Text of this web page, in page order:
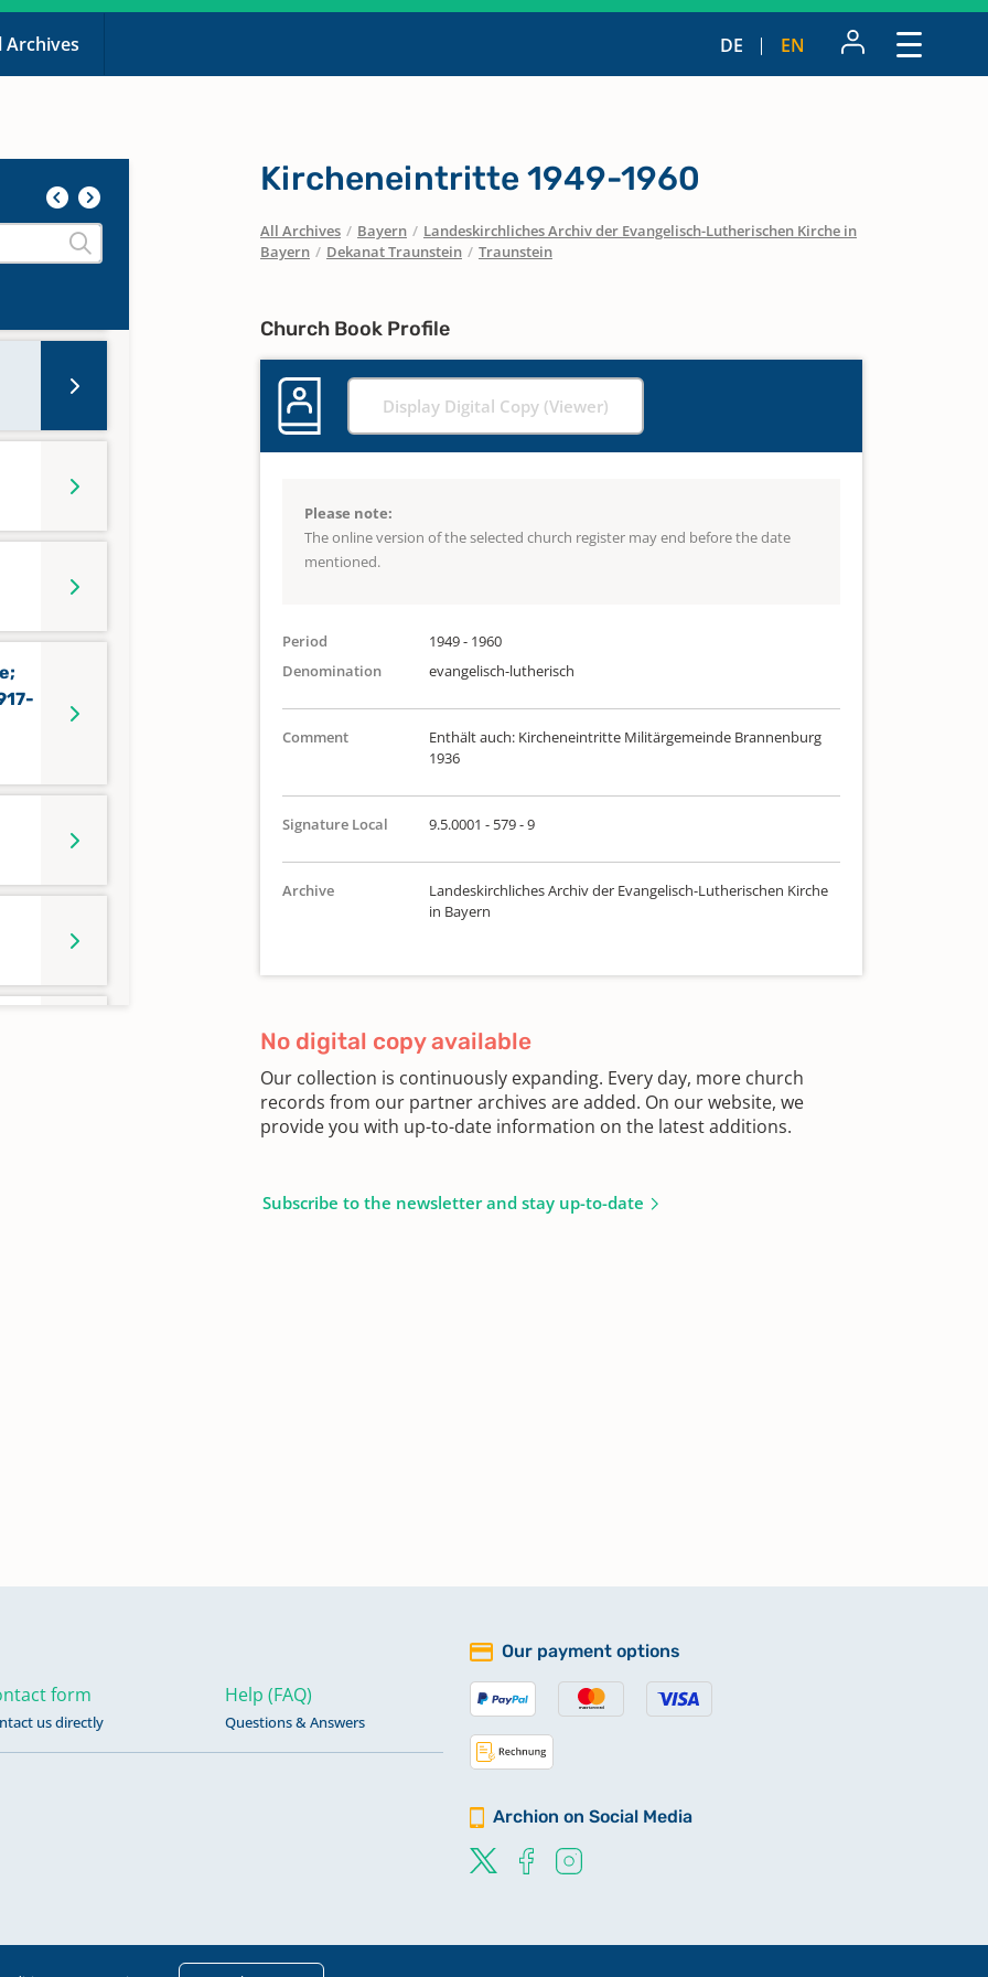
Archives DE EN
Kircheneintritte 1949-1960
All Archives / Bayern / Landeskirchliches Archiv der Evangelisch-Lutherischen Kirche in
Bayern / Dekanat Traunstein / Traunstein
Church Book Profile
Display Digital Copy (Viewer)
Please note:
The online version of the selected church register may end before the date
mentioned.
Period
1949 - 1960
Denomination
evangelisch-lutherisch
Comment
Enthält auch: Kircheneintritte Militärgemeinde Brannenburg
1936
Signature Local 9.5.0001 - 579 - 9
Archive
Landeskirchliches Archiv der Evangelisch-Lutherischen Kirche
in Bayern
No digital copy available
Our collection is continuously expanding. Every day, more church
records from our partner archives are added. On our website, we
provide you with up-to-date information on the latest additions.
Subscribe to the newsletter and stay up-to-date
form
us directly
Help (FAQ)
Questions & Answers
Our payment options
Archion on Social Media